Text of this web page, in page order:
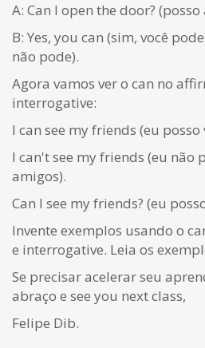
A: Can I open the door?
B: Yes, you can (sim, você
não pode).
Agora vamos ver o can no
interrogative:
I can see my friends (eu
I can't see my friends (eu não
amigos).
Can I see my friends? (eu
Invente exemplos usando o
e interrogative. Leia os
Se precisar acelerar seu
abraço e see you next class,
Felipe Dib.